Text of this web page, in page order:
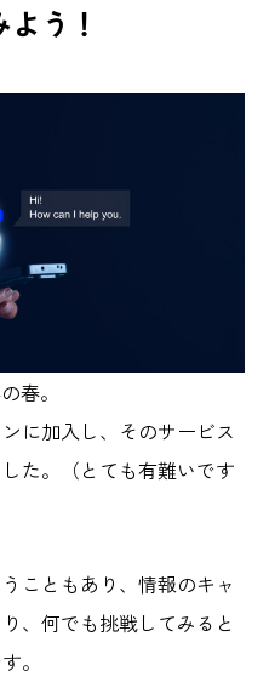
う！
春。
に加入し、そのサービス
た。（とても有難いです
こともあり、情報のキャ
、何でも挑戦してみると
。